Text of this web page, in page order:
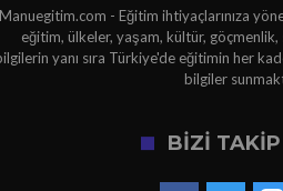
- Eğitim ihtiyaçlarınıza
eğitim, ülkeler, yaşam, kültür, göçmenlik,
yanı sıra Türkiye'de eğitimin her
bilgiler
BİZİ